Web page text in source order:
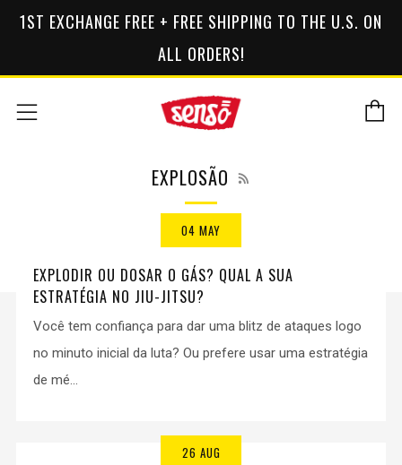
1ST EXCHANGE FREE + FREE SHIPPING TO THE U.S. ON
ALL ORDERS!
Menu
EXPLOSÃO
04 MAY
EXPLODIR OU DOSAR O GÁS? QUAL A SUA
ESTRATÉGIA NO JIU-JITSU?
Você tem confiança para dar uma blitz de ataques logo
no minuto inicial da luta? Ou prefere usar uma estratégia
de mé...
26 AUG